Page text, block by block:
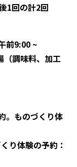
1回の計2回
前9:00 ~
（調味料、加工
。ものづくり体
り体験の予約：